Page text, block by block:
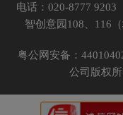
电话：020-8777 9203
智创意园108、116
粤公网安备：
公司版权所